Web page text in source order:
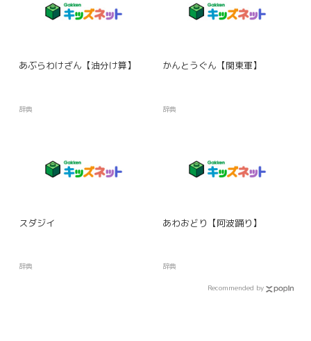
あぶらわけざん【油分け算】
辞典
かんとうぐん【関東軍】
辞典
スダジイ
辞典
あわおどり【阿波踊り】
辞典
Recommended by